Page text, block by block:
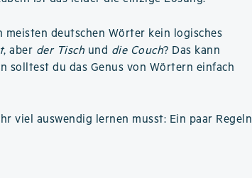
meisten deutschen Wörter kein logisches
, aber der Tisch und die Couch? Das kann
solltest du das Genus von Wörtern einfach
viel auswendig lernen musst: Ein paar Regeln